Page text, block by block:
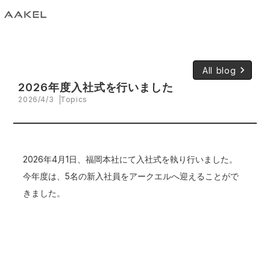
All blog keyboard_arrow_right
2026年度入社式を行いました
2026/4/3 Topics
2026年4月1日、福岡本社にて入社式を執り行いました。
今年度は、5名の新入社員をアークエルへ迎えることがで
きました。